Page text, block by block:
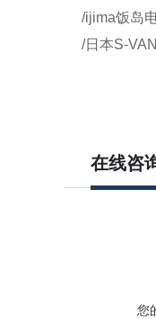
/ijima饭岛
/日本S-
在线咨
您